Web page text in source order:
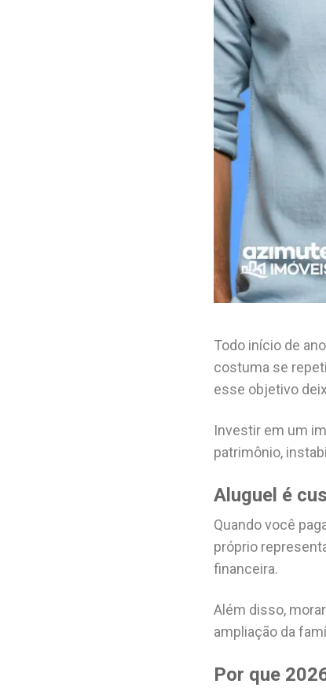
Todo início de
costuma se
esse objetivo
Investir em um
patrimônio,
Aluguel é
Quando você
próprio
financeira.
Além disso,
ampliação da
Por que